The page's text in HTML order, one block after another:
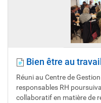
Bien être au
Réuni au Centre de
responsables RH
collaboratif en matière de